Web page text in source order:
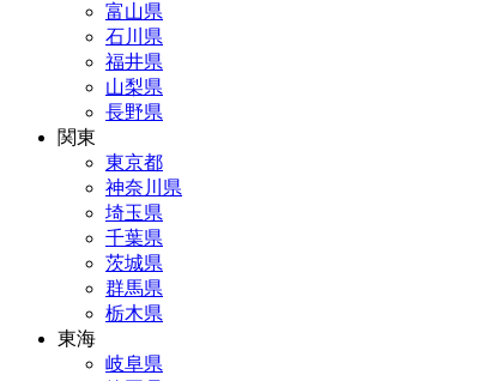
富山県
石川県
福井県
山梨県
長野県
関東
東京都
神奈川県
埼玉県
千葉県
茨城県
群馬県
栃木県
東海
岐阜県